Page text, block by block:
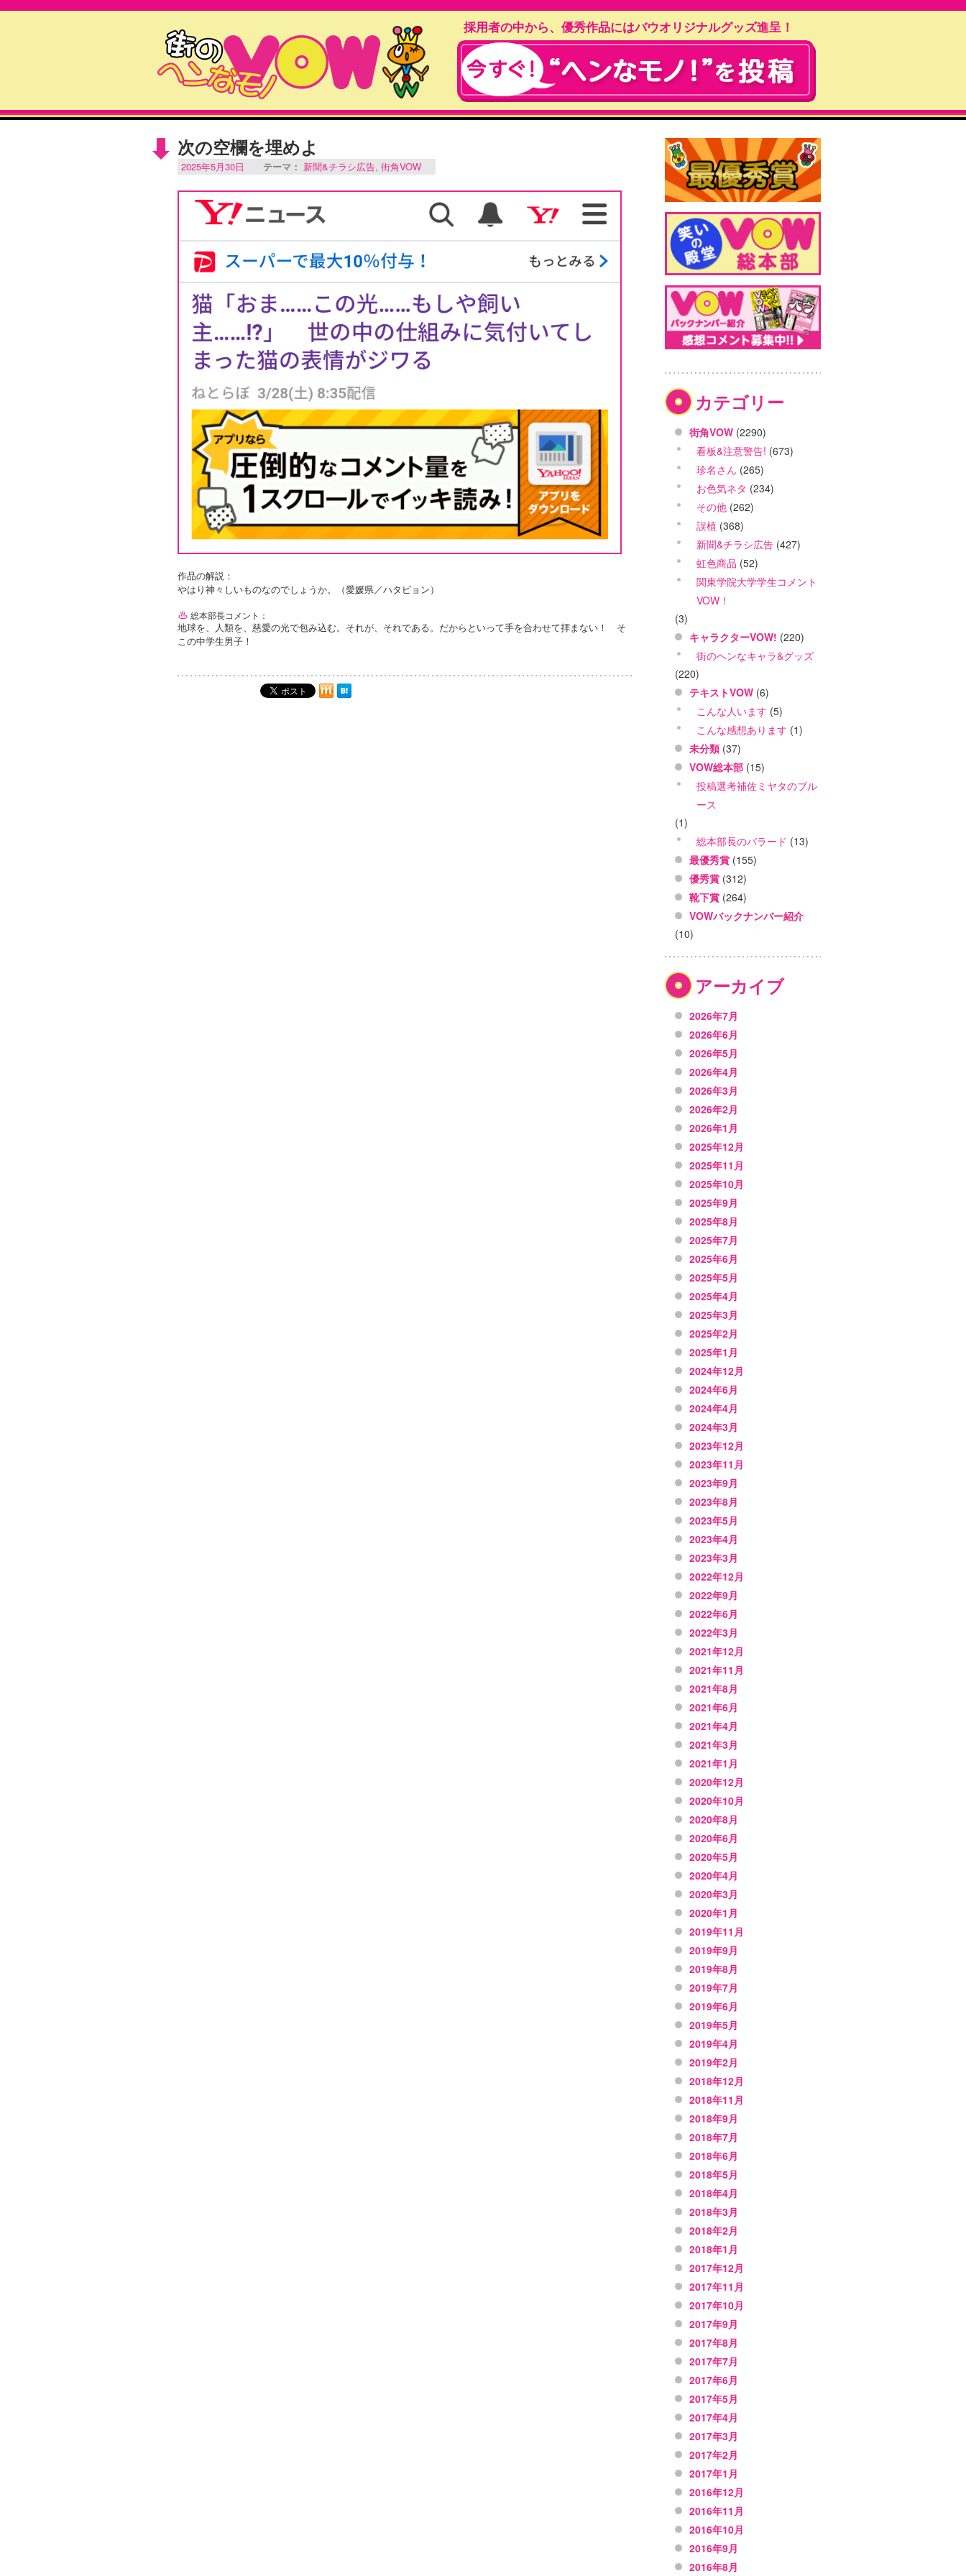
採用者の中から、優秀作品にはバウオリジナルグッズ進呈！
次の空欄を埋めよ
2025年5月30日 テーマ： 新聞&チラシ広告, 街角VOW
作品の解説：
やはり神々しいものなのでしょうか。（愛媛県／ハタピョン）
総本部長コメント：
地球を、人類を、慈愛の光で包み込む。それが、それである。だからといって手を合わせて拝まない！ そ
この中学生男子！
カテゴリー
街角VOW (2290)
看板&注意警告! (673)
珍名さん (265)
お色気ネタ (234)
その他 (262)
誤植 (368)
新聞&チラシ広告 (427)
虹色商品 (52)
関東学院大学学生コメント
VOW！
(3)
キャラクターVOW! (220)
街のヘンなキャラ&グッズ
(220)
テキストVOW (6)
こんな人います (5)
こんな感想あります (1)
未分類 (37)
VOW総本部 (15)
投稿選考補佐ミヤタのブル
ース
(1)
総本部長のバラード (13)
最優秀賞 (155)
優秀賞 (312)
靴下賞 (264)
VOWバックナンバー紹介
(10)
アーカイブ
2026年7月
2026年6月
2026年5月
2026年4月
2026年3月
2026年2月
2026年1月
2025年12月
2025年11月
2025年10月
2025年9月
2025年8月
2025年7月
2025年6月
2025年5月
2025年4月
2025年3月
2025年2月
2025年1月
2024年12月
2024年6月
2024年4月
2024年3月
2023年12月
2023年11月
2023年9月
2023年8月
2023年5月
2023年4月
2023年3月
2022年12月
2022年9月
2022年6月
2022年3月
2021年12月
2021年11月
2021年8月
2021年6月
2021年4月
2021年3月
2021年1月
2020年12月
2020年10月
2020年8月
2020年6月
2020年5月
2020年4月
2020年3月
2020年1月
2019年11月
2019年9月
2019年8月
2019年7月
2019年6月
2019年5月
2019年4月
2019年2月
2018年12月
2018年11月
2018年9月
2018年7月
2018年6月
2018年5月
2018年4月
2018年3月
2018年2月
2018年1月
2017年12月
2017年11月
2017年10月
2017年9月
2017年8月
2017年7月
2017年6月
2017年5月
2017年4月
2017年3月
2017年2月
2017年1月
2016年12月
2016年11月
2016年10月
2016年9月
2016年8月